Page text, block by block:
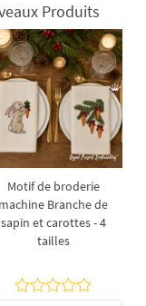
Produits
Motif de broderie
machine Branche de
sapin et carottes - 4
tailles